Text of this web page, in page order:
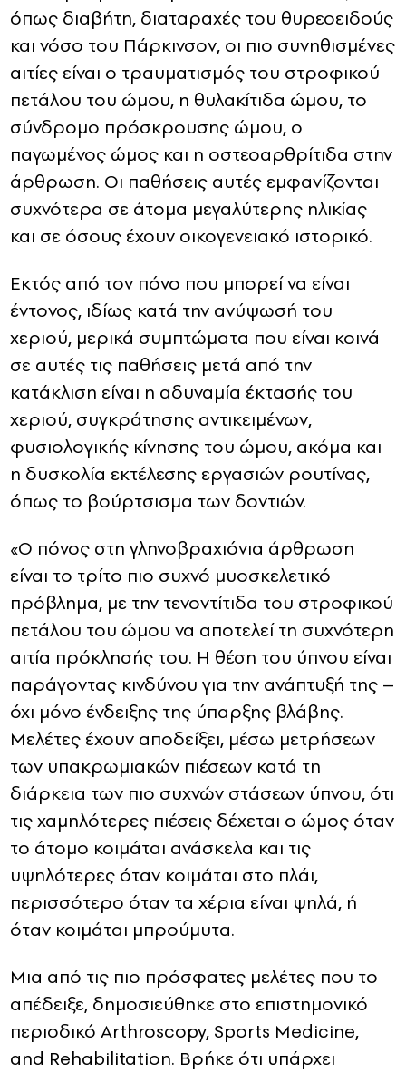
όπως διαβήτη, διαταραχές του θυρεοειδούς
και νόσο του Πάρκινσον, οι πιο συνηθισμένες
αιτίες είναι ο τραυματισμός του στροφικού
πετάλου του ώμου, η θυλακίτιδα ώμου, το
σύνδρομο πρόσκρουσης ώμου, ο
παγωμένος ώμος και η οστεοαρθρίτιδα στην
άρθρωση. Οι παθήσεις αυτές εμφανίζονται
συχνότερα σε άτομα μεγαλύτερης ηλικίας
και σε όσους έχουν οικογενειακό ιστορικό.
Εκτός από τον πόνο που μπορεί να είναι
έντονος, ιδίως κατά την ανύψωσή του
χεριού, μερικά συμπτώματα που είναι κοινά
σε αυτές τις παθήσεις μετά από την
κατάκλιση είναι η αδυναμία έκτασής του
χεριού, συγκράτησης αντικειμένων,
φυσιολογικής κίνησης του ώμου, ακόμα και
η δυσκολία εκτέλεσης εργασιών ρουτίνας,
όπως το βούρτσισμα των δοντιών.
«Ο πόνος στη γληνοβραχιόνια άρθρωση
είναι το τρίτο πιο συχνό μυοσκελετικό
πρόβλημα, με την τενοντίτιδα του στροφικού
πετάλου του ώμου να αποτελεί τη συχνότερη
αιτία πρόκλησής του. Η θέση του ύπνου είναι
παράγοντας κινδύνου για την ανάπτυξή της –
όχι μόνο ένδειξης της ύπαρξης βλάβης.
Μελέτες έχουν αποδείξει, μέσω μετρήσεων
των υπακρωμιακών πιέσεων κατά τη
διάρκεια των πιο συχνών στάσεων ύπνου, ότι
τις χαμηλότερες πιέσεις δέχεται ο ώμος όταν
το άτομο κοιμάται ανάσκελα και τις
υψηλότερες όταν κοιμάται στο πλάι,
περισσότερο όταν τα χέρια είναι ψηλά, ή
όταν κοιμάται μπρούμυτα.
Μια από τις πιο πρόσφατες μελέτες που το
απέδειξε, δημοσιεύθηκε στο επιστημονικό
περιοδικό Arthroscopy, Sports Medicine,
and Rehabilitation. Βρήκε ότι υπάρχει